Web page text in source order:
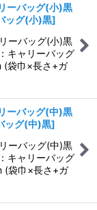
ーバッグ(小)黒
ッグ(小)黒]
ーバッグ(小)黒
キャリーバッグ
(袋巾×長さ+ガ
ーバッグ(中)黒
ッグ(中)黒]
ーバッグ(中)黒
キャリーバッグ
(袋巾×長さ+ガ